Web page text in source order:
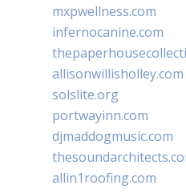
mxpwellness.com
infernocanine.com
allisonwillisholley.com
solslite.org
portwayinn.com
djmaddogmusic.com
allin1roofing.com